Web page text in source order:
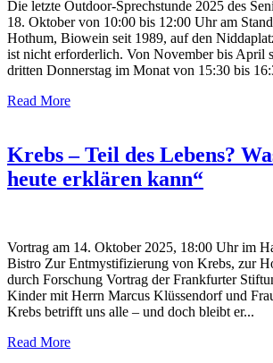
Die letzte Outdoor-Sprechstunde 2025 des
18. Oktober von 10:00 bis 12:00 Uhr am
Hothum, Biowein seit 1989, auf den
ist nicht erforderlich. Von November bis April
dritten Donnerstag im Monat von 15:30 bis
Read More
Krebs – Teil des Lebens?
heute erklären kann“
Vortrag am 14. Oktober 2025, 18:00 Uhr im
Bistro Zur Entmystifizierung von Krebs, zur
durch Forschung Vortrag der Frankfurter
Kinder mit Herrn Marcus Klüssendorf und
Krebs betrifft uns alle – und doch bleibt er...
Read More